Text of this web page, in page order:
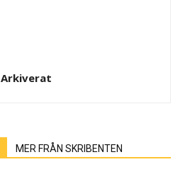
Arkiverat
MER FRÅN SKRIBENTEN